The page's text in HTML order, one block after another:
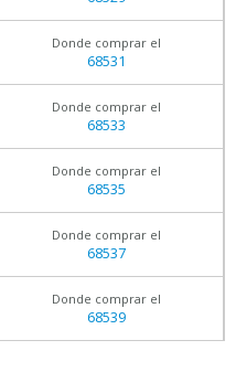
Donde comprar el
68531
Donde comprar el
68533
Donde comprar el
68535
Donde comprar el
68537
Donde comprar el
68539